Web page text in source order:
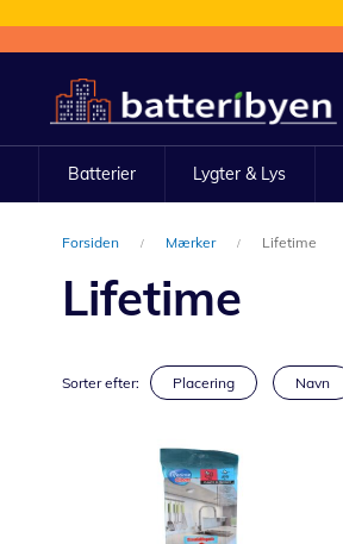
to
Content
Batterier Lygter & Lys
Forsiden Mærker Lifetime
Lifetime
Sorter efter: Placering Navn